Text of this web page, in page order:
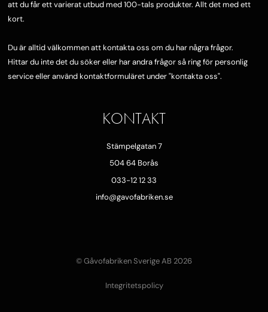
att du får ett varierat utbud med 100-tals produkter. Allt det med ett
kort.
Du är alltid välkommen att kontakta oss om du har några frågor.
Hittar du inte det du söker eller har andra frågor så ring för personlig
service eller använd kontaktformuläret under "kontakta oss".
KONTAKT
Stämpelgatan 7
504 64 Borås
033-12 12 33
info@gavofabriken.se
© Gåvofabriken Sverige AB 2026
Integritetspolicy